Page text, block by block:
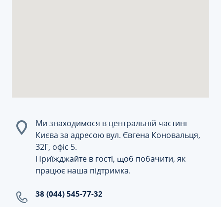
Ми знаходимося в центральній частині
Києва за адресою вул. Євгена Коновальця,
32Г, офіс 5.
Приїжджайте в гості, щоб побачити, як
працює наша підтримка.
38 (044) 545-77-32